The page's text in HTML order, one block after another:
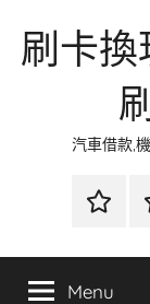
刷卡換
汽車借款,
首
Menu